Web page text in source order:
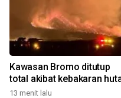
Kawasan Bromo ditutup
total akibat kebakaran
13 menit lalu